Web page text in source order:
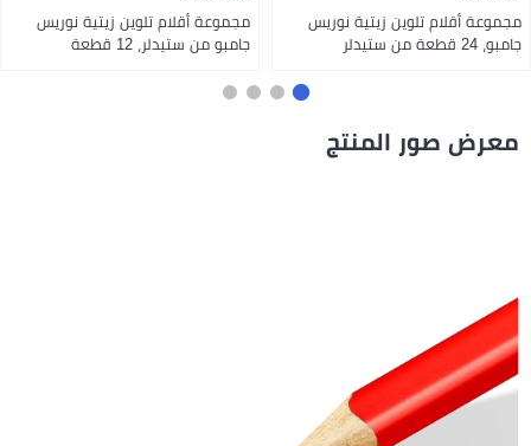
مجموعة أقلام تلوين زيتية نوريس
جامبو، 24 قطعة من ستيدلر
مجموعة أقلام تلوين زيتية نوريس
جامبو من ستيدلر، 12 قطعة
معرض صور المنتج